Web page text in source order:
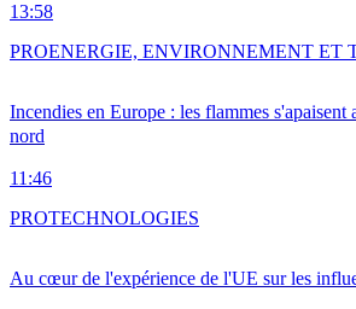
13:58
Incendies en Europe : les flammes s'apaisent
nord
11:46
PROENERGIE, ENVIRONNEMENT ET
Au cœur de l'expérience de l'UE sur les
PROTECHNOLOGIES